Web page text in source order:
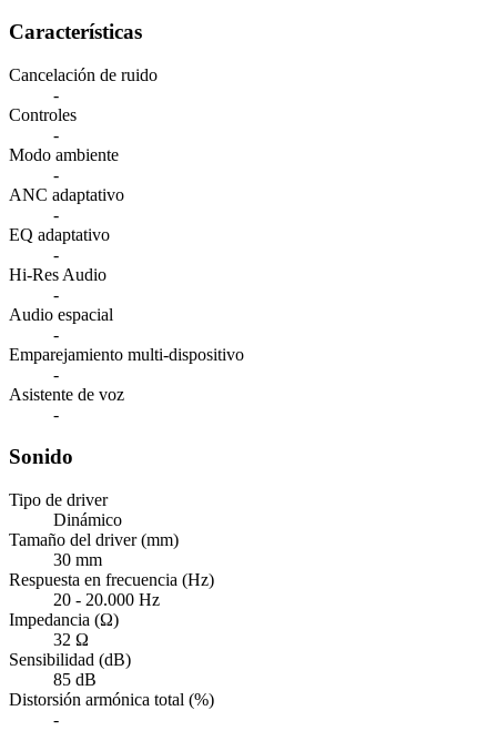
Características
Cancelación de ruido
-
Controles
-
Modo ambiente
-
ANC adaptativo
-
EQ adaptativo
-
Hi-Res Audio
-
Audio espacial
-
Emparejamiento multi-dispositivo
-
Asistente de voz
-
Sonido
Tipo de driver
Dinámico
Tamaño del driver (mm)
30 mm
Respuesta en frecuencia (Hz)
20 - 20.000 Hz
Impedancia (Ω)
32 Ω
Sensibilidad (dB)
85 dB
Distorsión armónica total (%)
-